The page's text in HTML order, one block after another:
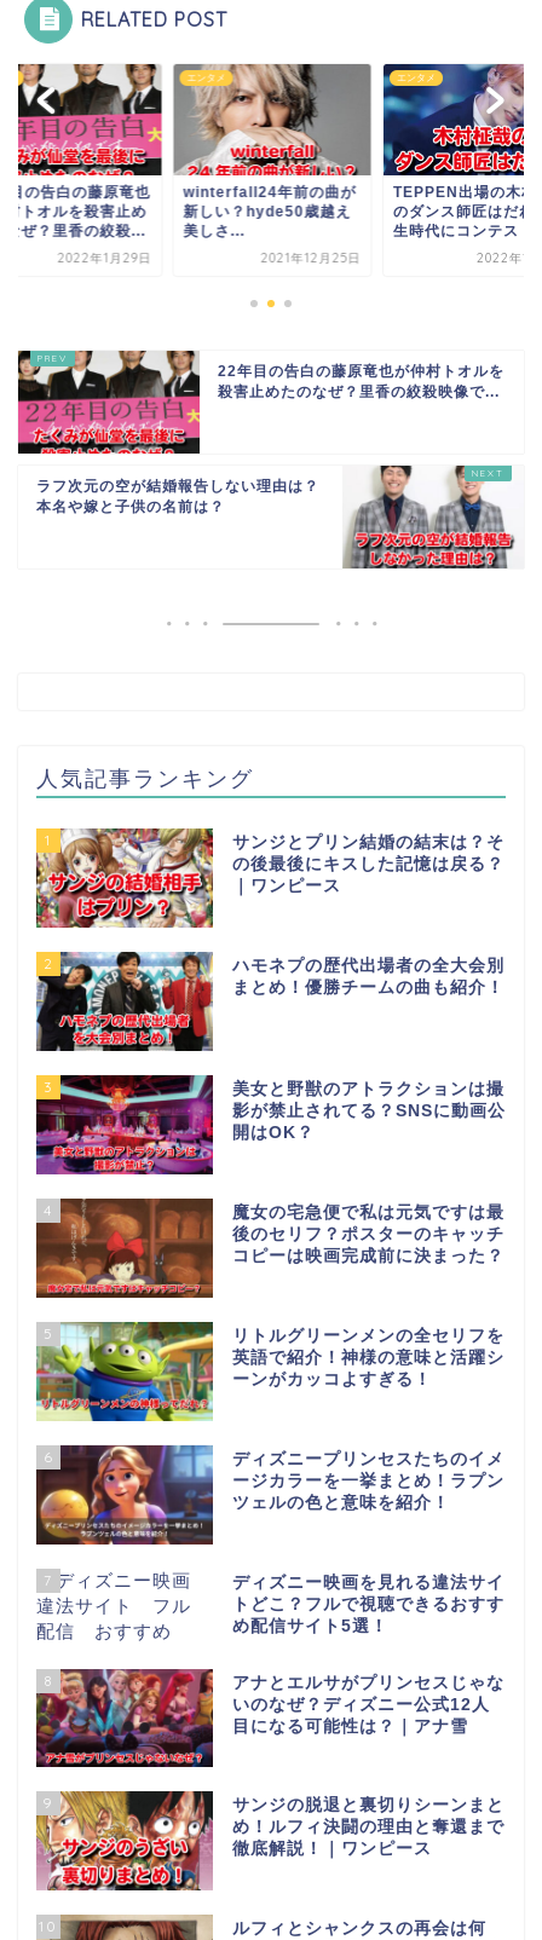
RELATED POST
年前の曲が
い？hyde50歳越え
さ...
2021年12月25日
エンタメ
TEPPEN出場の木村柾哉
のダンス師匠はだれ？学
生時代にコンテスト...
2022年1月25日
エンタメ
22年目の告白の藤原
が仲村トオルを殺害
たのなぜ？里香の絞
2022年1
22年目の告白の藤原竜也が仲村トオルを
殺害止めたのなぜ？里香の絞殺映像で...
ラフ次元の空が結婚報告しない理由は？
本名や嫁と子供の名前は？
人気記事ランキング
1
サンジとプリン結婚の結末は？そ
の後最後にキスした記憶は戻る？
｜ワンピース
2
ハモネプの歴代出場者の全大会別
まとめ！優勝チームの曲も紹介！
3
美女と野獣のアトラクションは撮
影が禁止されてる？SNSに動画公
開はOK？
4
魔女の宅急便で私は元気ですは最
後のセリフ？ポスターのキャッチ
コピーは映画完成前に決まった？
5
リトルグリーンメンの全セリフを
英語で紹介！神様の意味と活躍シ
ーンがカッコよすぎる！
6
ディズニープリンセスたちのイメ
ージカラーを一挙まとめ！ラプン
ツェルの色と意味を紹介！
7
ディズニー映画を見れる違法サイ
トどこ？フルで視聴できるおすす
め配信サイト5選！
8
アナとエルサがプリンセスじゃな
いのなぜ？ディズニー公式12人
目になる可能性は？｜アナ雪
9
サンジの脱退と裏切りシーンまと
め！ルフィ決闘の理由と奪還まで
徹底解説！｜ワンピース
10
ルフィとシャンクスの再会は何